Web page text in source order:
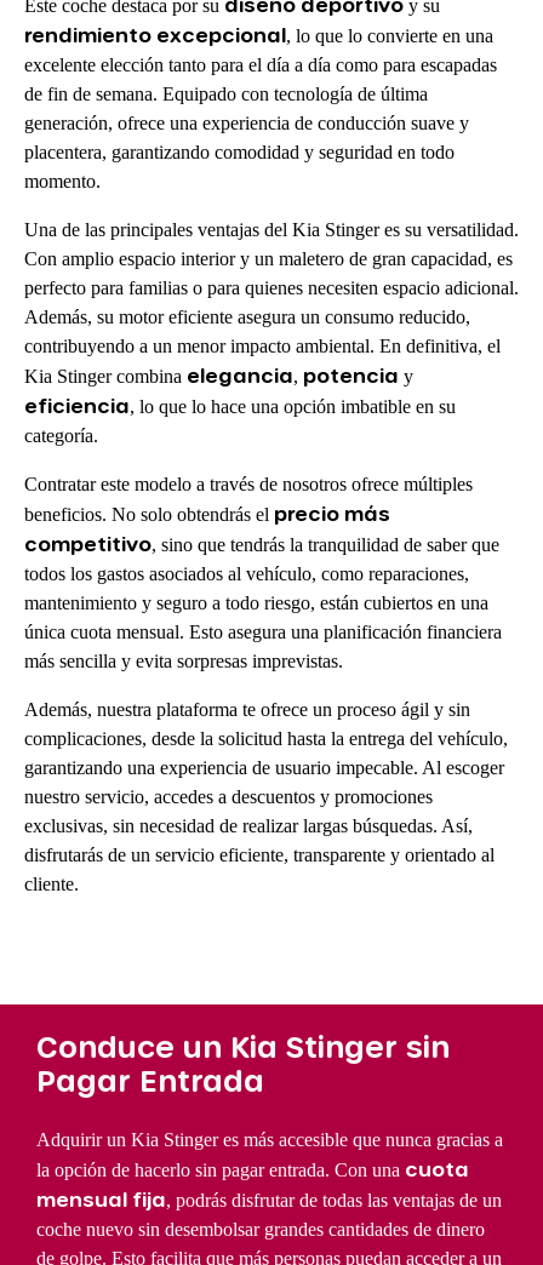
Este coche destaca por su
y su
rendimiento excepcional, lo que lo convierte en una
excelente elección tanto para el día a día como para escapadas
de fin de semana. Equipado con tecnología de última
generación, ofrece una experiencia de conducción suave y
placentera, garantizando comodidad y seguridad en todo
momento.
Una de las principales ventajas del Kia Stinger es su versatilidad.
Con amplio espacio interior y un maletero de gran capacidad, es
perfecto para familias o para quienes necesiten espacio adicional.
Además, su motor eficiente asegura un consumo reducido,
contribuyendo a un menor impacto ambiental. En definitiva, el
Kia Stinger combina elegancia, potencia y
eficiencia, lo que lo hace una opción imbatible en su
categoría.
Contratar este modelo a través de nosotros ofrece múltiples
beneficios. No solo obtendrás el precio más
competitivo, sino que tendrás la tranquilidad de saber que
todos los gastos asociados al vehículo, como reparaciones,
mantenimiento y seguro a todo riesgo, están cubiertos en una
única cuota mensual. Esto asegura una planificación financiera
más sencilla y evita sorpresas imprevistas.
Además, nuestra plataforma te ofrece un proceso ágil y sin
complicaciones, desde la solicitud hasta la entrega del vehículo,
garantizando una experiencia de usuario impecable. Al escoger
nuestro servicio, accedes a descuentos y promociones
exclusivas, sin necesidad de realizar largas búsquedas. Así,
disfrutarás de un servicio eficiente, transparente y orientado al
cliente.
Conduce un Kia Stinger sin
Pagar Entrada
Adquirir un Kia Stinger es más accesible que nunca gracias a
la opción de hacerlo sin pagar entrada. Con una cuota
mensual fija, podrás disfrutar de todas las ventajas de un
coche nuevo sin desembolsar grandes cantidades de dinero
de golpe. Esto facilita que más personas puedan acceder a un